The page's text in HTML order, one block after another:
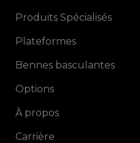
Produits Spécialisés
Plateformes
Bennes basculantes
Options
À propos
Carrière